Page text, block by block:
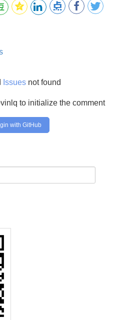
Issues not found
to initialize the comment
with GitHub